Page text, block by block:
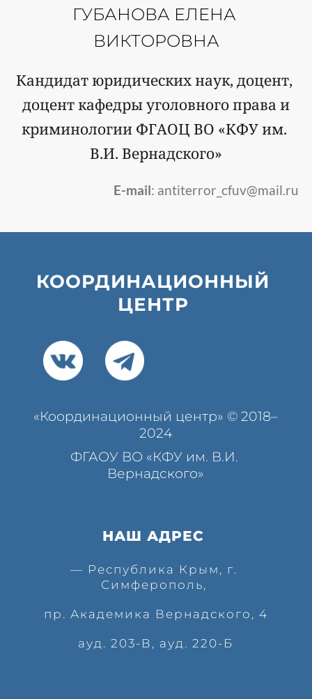
ГУБАНОВА ЕЛЕНА
ВИКТОРОВНА
Кандидат юридических наук, доцент,
доцент кафедры уголовного права и
криминологии ФГАОЦ ВО «КФУ им.
В.И. Вернадского»
E-mail: antiterror_cfuv@mail.ru
КООРДИНАЦИОННЫЙ
ЦЕНТР
«Координационный центр» © 2018–
2024
ФГАОУ ВО «КФУ им. В.И.
Вернадского»
НАШ АДРЕС
— Республика Крым, г.
Симферополь,
пр. Академика Вернадского, 4
ауд. 203-В, ауд. 220-Б